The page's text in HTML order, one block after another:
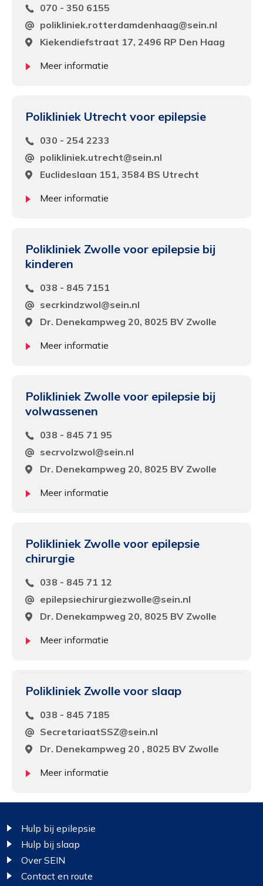
070 - 350 6155
polikliniek.rotterdamdenhaag@sein.nl
Kiekendiefstraat 17, 2496 RP Den Haag
Meer informatie
Polikliniek Utrecht voor epilepsie
030 - 254 2233
polikliniek.utrecht@sein.nl
Euclideslaan 151, 3584 BS Utrecht
Meer informatie
Polikliniek Zwolle voor epilepsie bij
kinderen
038 - 845 7151
secrkindzwol@sein.nl
Dr. Denekampweg 20, 8025 BV Zwolle
Meer informatie
Polikliniek Zwolle voor epilepsie bij
volwassenen
038 - 845 71 95
secrvolzwol@sein.nl
Dr. Denekampweg 20, 8025 BV Zwolle
Meer informatie
Polikliniek Zwolle voor epilepsie
chirurgie
038 - 845 71 12
epilepsiechirurgiezwolle@sein.nl
Dr. Denekampweg 20, 8025 BV Zwolle
Meer informatie
Polikliniek Zwolle voor slaap
038 - 845 7185
SecretariaatSSZ@sein.nl
Dr. Denekampweg 20 , 8025 BV Zwolle
Meer informatie
Hulp bij epilepsie
Hulp bij slaap
Over SEIN
Contact en route